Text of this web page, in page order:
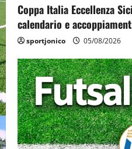
Coppa Italia Eccellenza
calendario e
sportjonico 05/08/2026